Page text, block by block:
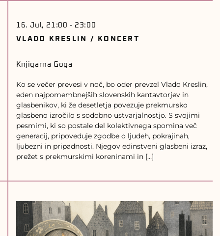
VLADO KRESLIN / KONCERT
16. Jul, 21:00 - 23:00
Knjigarna Goga
Ko se večer prevesi v noč, bo oder prevzel Vlado Kreslin,
eden najpomembnejših slovenskih kantavtorjev in
glasbenikov, ki že desetletja povezuje prekmursko
glasbeno izročilo s sodobno ustvarjalnostjo. S svojimi
pesmimi, ki so postale del kolektivnega spomina več
generacij, pripoveduje zgodbe o ljudeh, pokrajinah,
ljubezni in pripadnosti. Njegov edinstveni glasbeni izraz,
prežet s prekmurskimi koreninami in […]